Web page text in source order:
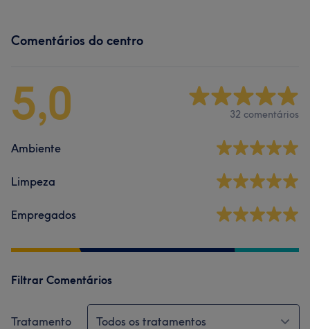
Comentários do centro
5,0 32 comentários
Ambiente
Limpeza
Empregados
Filtrar Comentários
Tratamento Todos os tratamentos